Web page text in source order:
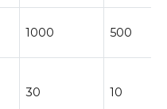
1000 500
30 10